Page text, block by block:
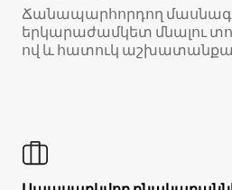
Ճանապարհորդող
երկարաժամկետ մնալու
ով և հատուկ